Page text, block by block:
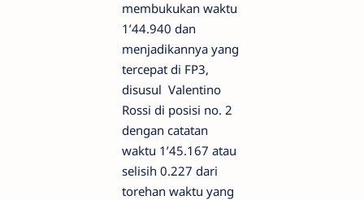
membukukan waktu
1’44.940 dan
menjadikannya yang
tercepat di FP3,
disusul Valentino
Rossi di posisi no. 2
dengan catatan
waktu 1’45.167 atau
selisih 0.227 dari
torehan waktu yang